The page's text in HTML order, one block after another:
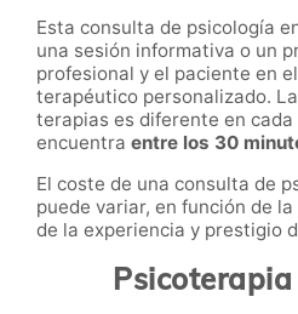
Esta consulta de psicología
una sesión informativa o un
profesional y el paciente en
terapéutico personalizado.
terapias es diferente en cada
encuentra entre los 30
El coste de una consulta de
puede variar, en función de
de la experiencia y prestigio